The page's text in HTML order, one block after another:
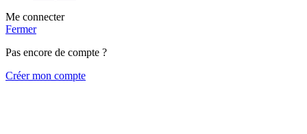
Me connecter
Fermer
Pas encore de compte ?
Créer mon compte